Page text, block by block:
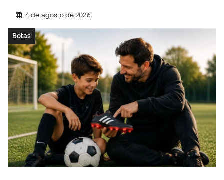
4 de agosto de 2026
Botas